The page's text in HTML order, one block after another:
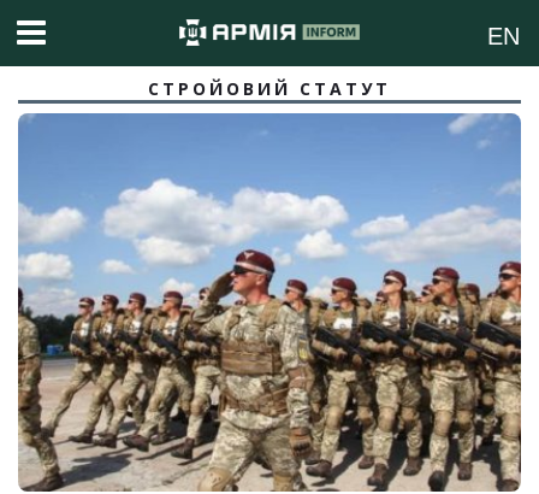
EN
СТРОЙОВИЙ СТАТУТ